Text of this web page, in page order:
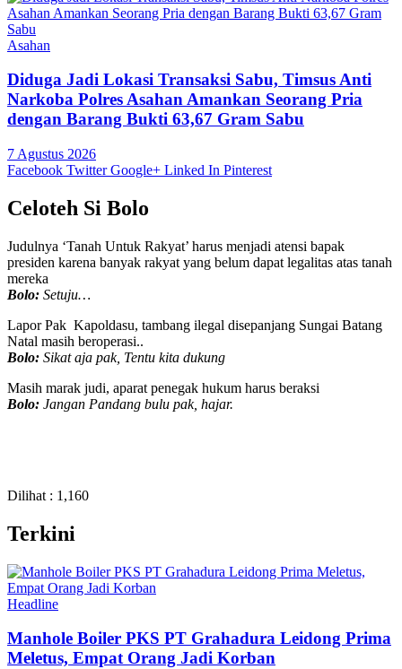
Asahan
Diduga Jadi Lokasi Transaksi Sabu, Timsus Anti
Narkoba Polres Asahan Amankan Seorang Pria
dengan Barang Bukti 63,67 Gram Sabu
7 Agustus 2026
Facebook Twitter Google+ Linked In Pinterest
Celoteh Si Bolo
Judulnya ‘Tanah Untuk Rakyat’ harus menjadi atensi bapak
presiden karena banyak rakyat yang belum dapat legalitas atas tanah
mereka
Bolo: Setuju…
Lapor Pak Kapoldasu, tambang ilegal disepanjang Sungai Batang
Natal masih beroperasi..
Bolo: Sikat aja pak, Tentu kita dukung
Masih marak judi, aparat penegak hukum harus beraksi
Bolo: Jangan Pandang bulu pak, hajar.
Dilihat : 1,160
Terkini
Headline
Manhole Boiler PKS PT Grahadura Leidong Prima
Meletus, Empat Orang Jadi Korban